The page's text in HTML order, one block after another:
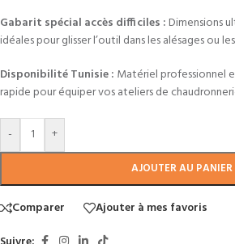
Gabarit spécial accès difficiles :Dimensions
idéales pour glisser l’outil dans les alésages ou
Disponibilité Tunisie : Matériel professionnel
rapide pour équiper vos ateliers de
- +
AJOUTER AU PANIER
Comparer
Ajouter à mes favoris